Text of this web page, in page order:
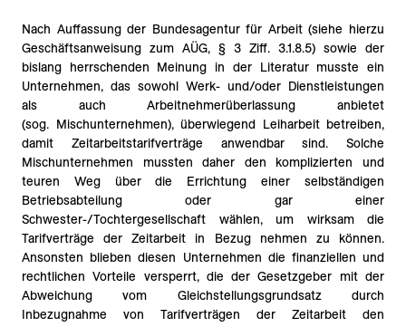
Nach Auffassung der Bundesagentur für Arbeit (siehe hierzu
Geschäftsanweisung zum AÜG, § 3 Ziff. 3.1.8.5) sowie der
bislang herrschenden Meinung in der Literatur musste ein
Unternehmen, das sowohl Werk- und/oder Dienstleistungen
als auch Arbeitnehmerüberlassung anbietet
(sog. Mischunternehmen), überwiegend Leiharbeit betreiben,
damit Zeitarbeitstarifverträge anwendbar sind. Solche
Mischunternehmen mussten daher den komplizierten und
teuren Weg über die Errichtung einer selbständigen
Betriebsabteilung oder gar einer
Schwester-/Tochtergesellschaft wählen, um wirksam die
Tarifverträge der Zeitarbeit in Bezug nehmen zu können.
Ansonsten blieben diesen Unternehmen die finanziellen und
rechtlichen Vorteile versperrt, die der Gesetzgeber mit der
Abweichung vom Gleichstellungsgrundsatz durch
Inbezugnahme von Tarifverträgen der Zeitarbeit den